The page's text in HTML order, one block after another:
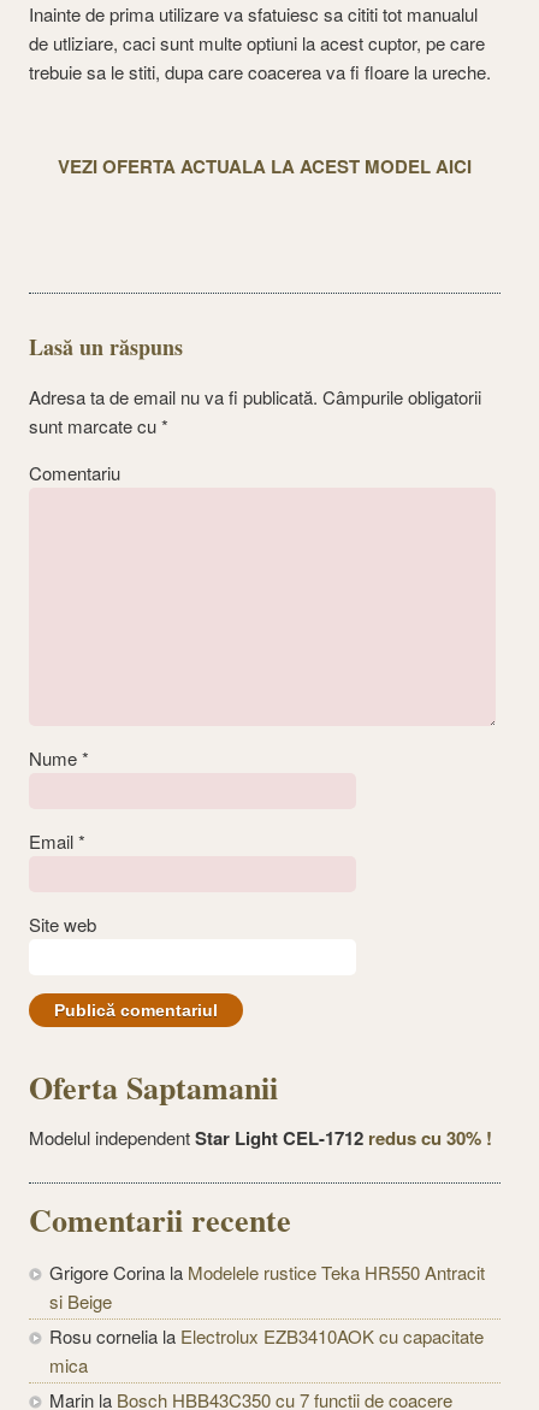
Inainte de prima utilizare va sfatuiesc sa cititi tot manualul
de utliziare, caci sunt multe optiuni la acest cuptor, pe care
trebuie sa le stiti, dupa care coacerea va fi floare la ureche.
VEZI OFERTA ACTUALA LA ACEST MODEL AICI
Lasă un răspuns
Adresa ta de email nu va fi publicată. Câmpurile obligatorii
sunt marcate cu*
Comentariu
Nume*
Email*
Site web
Oferta Saptamanii
Modelul independentStar Light CEL-1712 redus cu 30% !
Comentarii recente
Grigore Corina la Modelele rustice Teka HR550 Antracit
si Beige
Rosu cornelia la Electrolux EZB3410AOK cu capacitate
mica
Marin la Bosch HBB43C350 cu 7 functii de coacere